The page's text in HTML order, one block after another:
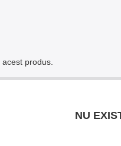
produs.
NU